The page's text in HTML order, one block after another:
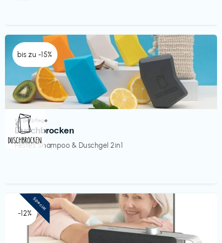
bis zu -15%
Körperpflege
Duschbrocken
Festes Shampoo & Duschgel 2in1
€‎
-12%
Special